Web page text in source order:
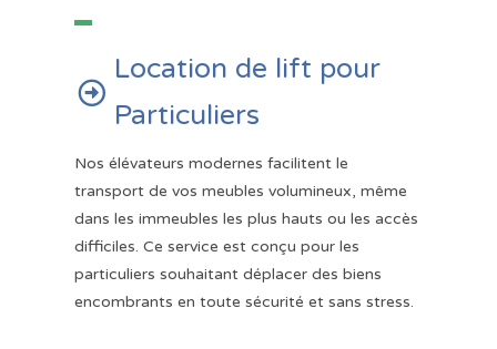

Location de lift pour
Particuliers
Nos élévateurs modernes facilitent le
transport de vos meubles volumineux, même
dans les immeubles les plus hauts ou les accès
difficiles. Ce service est conçu pour les
particuliers souhaitant déplacer des biens
encombrants en toute sécurité et sans stress.